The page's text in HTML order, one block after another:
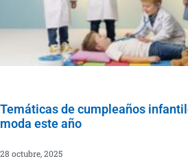
Temáticas de cumpleaños
moda este año
28 octubre, 2025